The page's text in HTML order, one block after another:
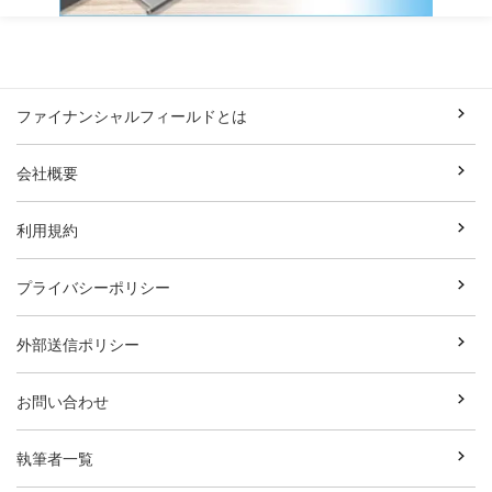
ファイナンシャルフィールドとは
会社概要
利用規約
プライバシーポリシー
外部送信ポリシー
お問い合わせ
執筆者一覧